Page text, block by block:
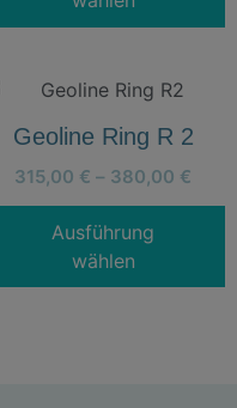
Geoline Ring R 2
315,00 € – 380,00 €
Ausführung
wählen